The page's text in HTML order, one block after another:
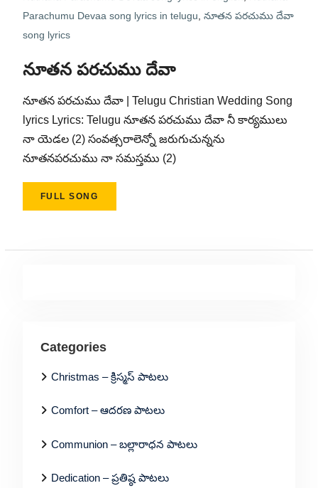
Parachumu Devaa song lyrics in telugu నూతన పరచుము దేవా
song lyrics
నూతన పరచుము దేవా
నూతన పరచుము దేవా | Telugu Christian Wedding Song
lyrics Lyrics: Telugu నూతన పరచుము దేవా నీ కార్యములు
నా యెడల (2) సంవత్సరాలెన్నో జరుగుచున్నను
నూతనపరచుము నా సమస్తము (2)
FULL SONG
Categories
Christmas – క్రిస్మస్ పాటలు
Comfort – ఆదరణ పాటలు
Communion – బల్లారాధన పాటలు
Dedication – ప్రతిష్ఠ పాటలు